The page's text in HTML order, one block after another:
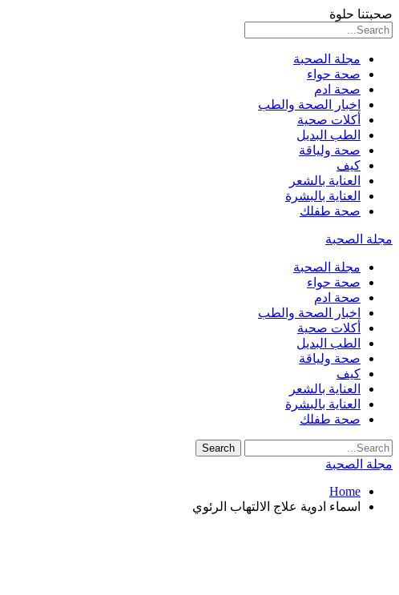
صحبتنا حلوة
مجلة الصحبة
صحة حواء
صحة ادم
اخبار الصحة والطب
أكلات صحية
الطب البديل
صحة ولياقة
كيف
العناية بالشعر
العناية بالبشرة
صحة طفلك
مجلة الصحبة
مجلة الصحبة
صحة حواء
صحة ادم
اخبار الصحة والطب
أكلات صحية
الطب البديل
صحة ولياقة
كيف
العناية بالشعر
العناية بالبشرة
صحة طفلك
مجلة الصحبة
Home
اسماء ادوية علاج الالتهاب الرئوي